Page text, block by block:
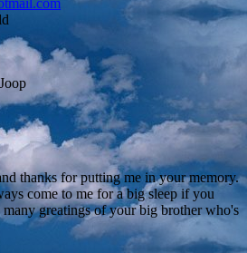
thanks for putting me in your memory.
come to me for a big sleep if you
greatings of your big brother who's